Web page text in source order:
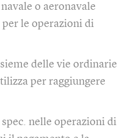
o aeronavale
le operazioni di
delle vie ordinarie
per raggiungere
spec. nelle operazioni di